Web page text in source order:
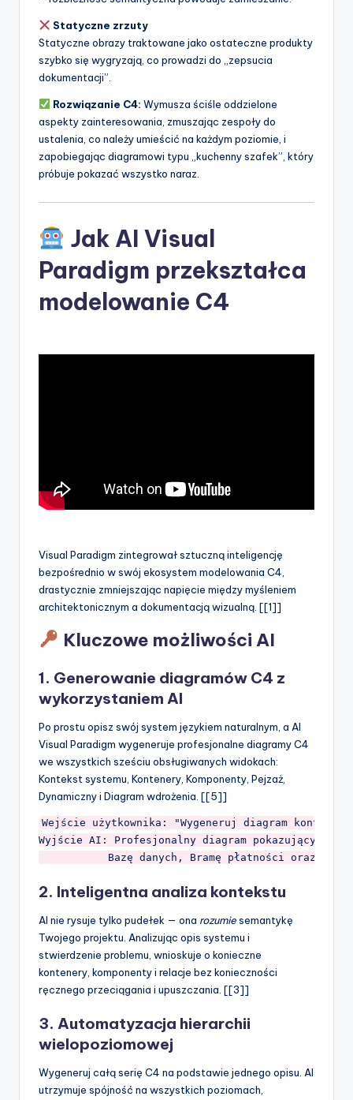
Statyczne zrzuty
Statyczne obrazy traktowane jako ostateczne produkty
szybko się wygryzają, co prowadzi do „zepsucia
dokumentacji”.
Rozwiązanie C4: Wymusza ściśle oddzielone
aspekty zainteresowania, zmuszając zespoły do
ustalenia, co należy umieścić na każdym poziomie, i
zapobiegając diagramowi typu „kuchenny szafek”, który
próbuje pokazać wszystko naraz.
Jak AI Visual
Paradigm przekształca
modelowanie C4
Visual Paradigm zintegrował sztuczną inteligencję
bezpośrednio w swój ekosystem modelowania C4,
drastycznie zmniejszając napięcie między myśleniem
architektonicznym a dokumentacją wizualną. [[1]]
Kluczowe możliwości AI
1. Generowanie diagramów C4 z
wykorzystaniem AI
Po prostu opisz swój system językiem naturalnym, a AI
Visual Paradigm wygeneruje profesjonalne diagramy C4
we wszystkich sześciu obsługiwanych widokach:
Kontekst systemu, Kontenery, Komponenty, Pejzaż,
Dynamiczny i Diagram wdrożenia. [[5]]
Wejście użytkownika: "Wygeneruj diagram
Wyjście AI: Profesjonalny diagram pokazujący
2. Inteligentna analiza kontekstu
AI nie rysuje tylko pudełek — ona rozumiesemantykę
Twojego projektu. Analizując opis systemu i
stwierdzenie problemu, wnioskuje o konieczne
kontenery, komponenty i relacje bez konieczności
ręcznego przeciągania i upuszczania. [[3]]
3. Automatyzacja hierarchii
wielopoziomowej
Wygeneruj całą serię C4 na podstawie jednego opisu. AI
utrzymuje spójność na wszystkich poziomach,